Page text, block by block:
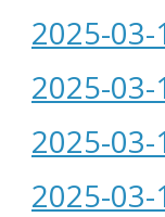
2025-
2025-
2025-
2025-